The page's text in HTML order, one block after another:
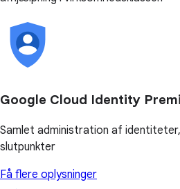
Google Cloud Identity
Samlet administration af
slutpunkter
Få flere oplysninger